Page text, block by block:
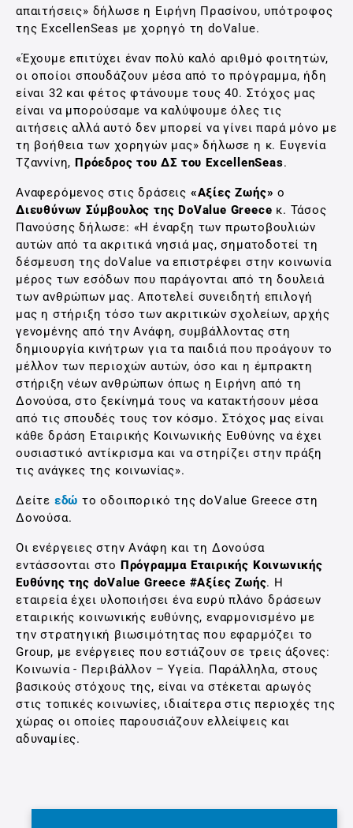
απαιτήσεις» δήλωσε η Ειρήνη Πρασίνου, υπότροφος
της ExcellenSeas με χορηγό τη doValue.
«Έχουμε επιτύχει έναν πολύ καλό αριθμό φοιτητών,
οι οποίοι σπουδάζουν μέσα από το πρόγραμμα, ήδη
είναι 32 και φέτος φτάνουμε τους 40. Στόχος μας
είναι να μπορούσαμε να καλύψουμε όλες τις
αιτήσεις αλλά αυτό δεν μπορεί να γίνει παρά μόνο με
τη βοήθεια των χορηγών μας» δήλωσε η κ. Ευγενία
Τζαννίνη,Πρόεδρος του ΔΣ του ExcellenSeas.
Αναφερόμενος στις δράσεις «Αξίες Ζωής» ο
Διευθύνων Σύμβουλος της DoValue Greece κ. Τάσος
Πανούσης δήλωσε: «Η έναρξη των πρωτοβουλιών
αυτών από τα ακριτικά νησιά μας, σηματοδοτεί τη
δέσμευση της doValue να επιστρέφει στην κοινωνία
μέρος των εσόδων που παράγονται από τη δουλειά
των ανθρώπων μας. Αποτελεί συνειδητή επιλογή
μας η στήριξη τόσο των ακριτικών σχολείων, αρχής
γενομένης από την Ανάφη, συμβάλλοντας στη
δημιουργία κινήτρων για τα παιδιά που προάγουν το
μέλλον των περιοχών αυτών, όσο και η έμπρακτη
στήριξη νέων ανθρώπων όπως η Ειρήνη από τη
Δονούσα, στο ξεκίνημά τους να κατακτήσουν μέσα
από τις σπουδές τους τον κόσμο. Στόχος μας είναι
κάθε δράση Εταιρικής Κοινωνικής Ευθύνης να έχει
ουσιαστικό αντίκρισμα και να στηρίζει στην πράξη
τις ανάγκες της κοινωνίας».
Δείτε εδώ το οδοιπορικό της doValue Greece στη
Δονούσα.
Οι ενέργειες στην Ανάφη και τη Δονούσα
εντάσσονται στο Πρόγραμμα Εταιρικής Κοινωνικής
Ευθύνης της doValue Greece #Αξίες Ζωής. Η
εταιρεία έχει υλοποιήσει ένα ευρύ πλάνο δράσεων
εταιρικής κοινωνικής ευθύνης, εναρμονισμένο με
την στρατηγική βιωσιμότητας που εφαρμόζει το
Group, με ενέργειες που εστιάζουν σε τρεις άξονες:
Κοινωνία - Περιβάλλον – Υγεία. Παράλληλα, στους
βασικούς στόχους της, είναι να στέκεται αρωγός
στις τοπικές κοινωνίες, ιδιαίτερα στις περιοχές της
χώρας οι οποίες παρουσιάζουν ελλείψεις και
αδυναμίες.